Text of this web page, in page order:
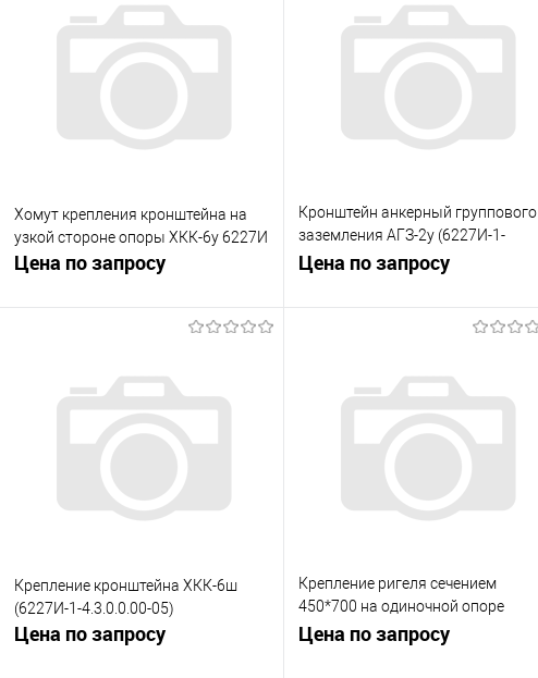
Хомут крепления кронштейна на
узкой стороне опоры ХКК-6у 6227И
Цена по запросу
Запросить цену
Купить в 1 клик
К сравнению
В избранное
Под заказ
Кронштейн анкерный группового
заземления АГЗ-2у (6227И-1-
4.23.0.0.00-01)
Цена по запросу
Запросить цену
Купить в 1 клик
К сравнению
В избранное
Под заказ
Крепление кронштейна ХКК-6ш
(6227И-1-4.3.0.0.00-05)
Цена по запросу
Крепление ригеля сечением
450*700 на одиночной опоре
(6227И-1-1.1.0.0.00-03)
Цена по запросу